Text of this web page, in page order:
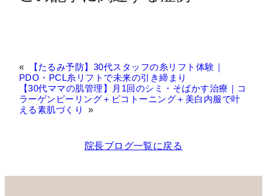
«
【たるみ予防】30代スタッフの糸リフト体験｜
PDO・PCL糸リフトで未来の引き締まり
【30代ママの肌管理】月1回のシミ・そばかす治療｜コ
ラーゲンピーリング＋ピコトーニング＋美白内服で叶
える素肌づくり
»
院長ブログ一覧に戻る